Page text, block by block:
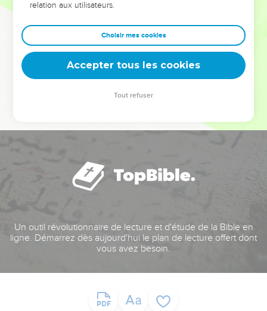
Dans cette conférence, leaders, entrepreneurs, et responsables
clés pour avancer avec plus de sagesse afin que leurs erreurs
deviennent vos tremplins. Que vous guidiez un ministère, une
équipe, un groupe ou une famille, leur expérience est faite
Un outil révolutionnaire de lecture et d'étude de la Bible en
ligne. Démarrez dès aujourd'hui le plan de lecture offert dont
vous avez besoin.
relation aux utilisateurs.
Choisir mes cookies
Accepter tous les cookies
Tout refuser